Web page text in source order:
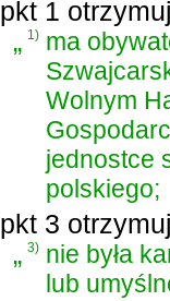
pkt 1
„1) ma
Wolnym
jednostce
polskiego;
pkt 3
„3) nie była
lub